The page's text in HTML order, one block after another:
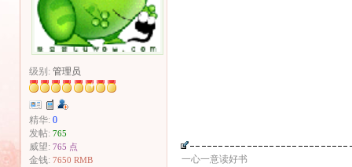
级别: 管理员
精华: 0
发帖: 765
威望: 765 点
金钱: 7650 RMB 一心一意读好书